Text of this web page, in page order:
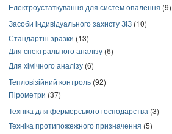
Електроустаткування для систем опалення (9)
Засоби індивідуального захисту ЗІЗ (10)
Стандартні зразки (13)
Для спектрального аналізу (6)
Для хімічного аналізу (6)
Тепловізійний контроль (92)
Пірометри (37)
Техніка для фермерського господарства (3)
Техніка протипожежного призначення (5)